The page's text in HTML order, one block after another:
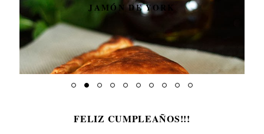
JAMÓN DE YORK
FELIZ CUMPLEAÑOS!!!